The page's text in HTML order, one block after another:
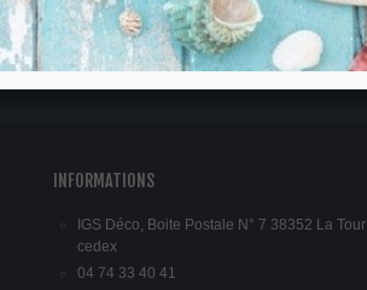
INFORMATIONS
IGS Déco, Boite Postale N° 7 38352 La Tour
cedex
04 74 33 40 41